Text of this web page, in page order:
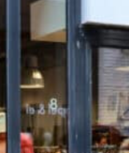
ANBI
Klachten